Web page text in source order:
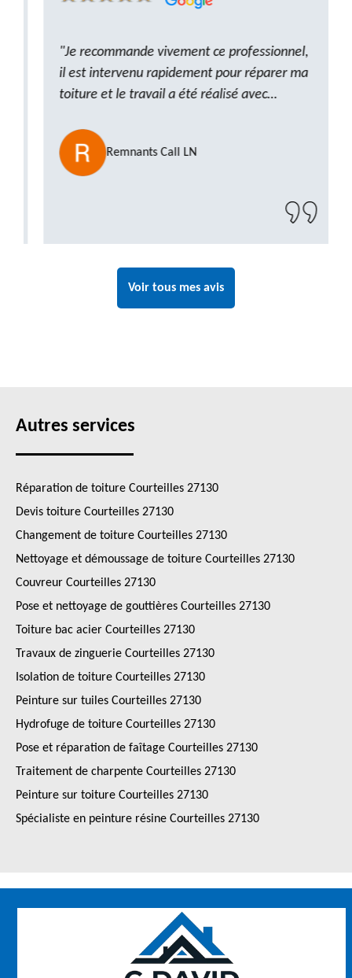
"Je recommande vivement ce professionnel,
il est intervenu rapidement pour réparer ma
toiture et le travail a été réalisé avec
ponctuel et à l’écoute, le résultat est
impeccable et le chantier a été laissé propre.
Un artisan de confiance que je n’hésiterai pas
Remnants Call LN
Voir tous mes avis
Autres services
Réparation de toiture Courteilles 27130
Devis toiture Courteilles 27130
Changement de toiture Courteilles 27130
Nettoyage et démoussage de toiture Courteilles 27130
Couvreur Courteilles 27130
Pose et nettoyage de gouttières Courteilles 27130
Toiture bac acier Courteilles 27130
Travaux de zinguerie Courteilles 27130
Isolation de toiture Courteilles 27130
Peinture sur tuiles Courteilles 27130
Hydrofuge de toiture Courteilles 27130
Pose et réparation de faîtage Courteilles 27130
Traitement de charpente Courteilles 27130
Peinture sur toiture Courteilles 27130
Spécialiste en peinture résine Courteilles 27130